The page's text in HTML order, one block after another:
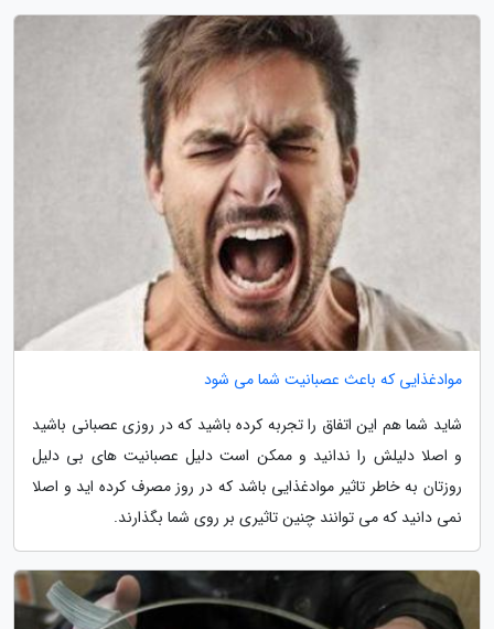
موادغذایی که باعث عصبانیت شما می شود
شاید شما هم این اتفاق را تجربه کرده باشید که در روزی عصبانی باشید
و اصلا دلیلش را ندانید و ممکن است دلیل عصبانیت های بی دلیل
روزتان به خاطر تاثیر موادغذایی باشد که در روز مصرف کرده اید و اصلا
نمی دانید که می توانند چنین تاثیری بر روی شما بگذارند.